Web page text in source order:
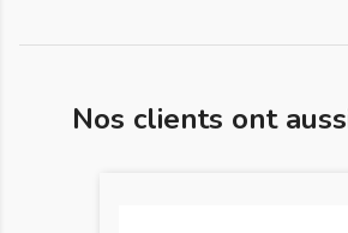
Nos clients ont